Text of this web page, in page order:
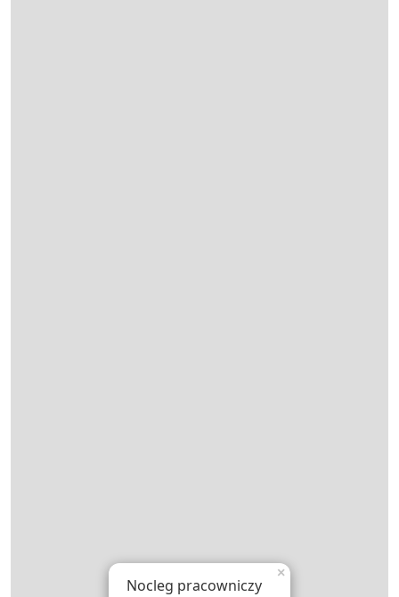
Nocleg pracowniczy
×